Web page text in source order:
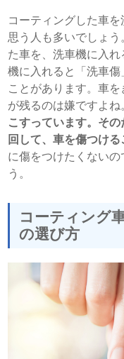
コーティングした車
思う人も多いでしょ
た車を、洗車機に入
機に入れると「洗車傷
ことがあります。車
が残るのは嫌ですよね
こすっています。そ
回して、車を傷つける
に傷をつけたくない
う。
コーティング
の選び方